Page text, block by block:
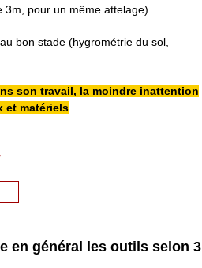
pour un même attelage)
bon stade (hygrométrie du sol,
son travail, la moindre inattention
et matériels
en général les outils selon 3